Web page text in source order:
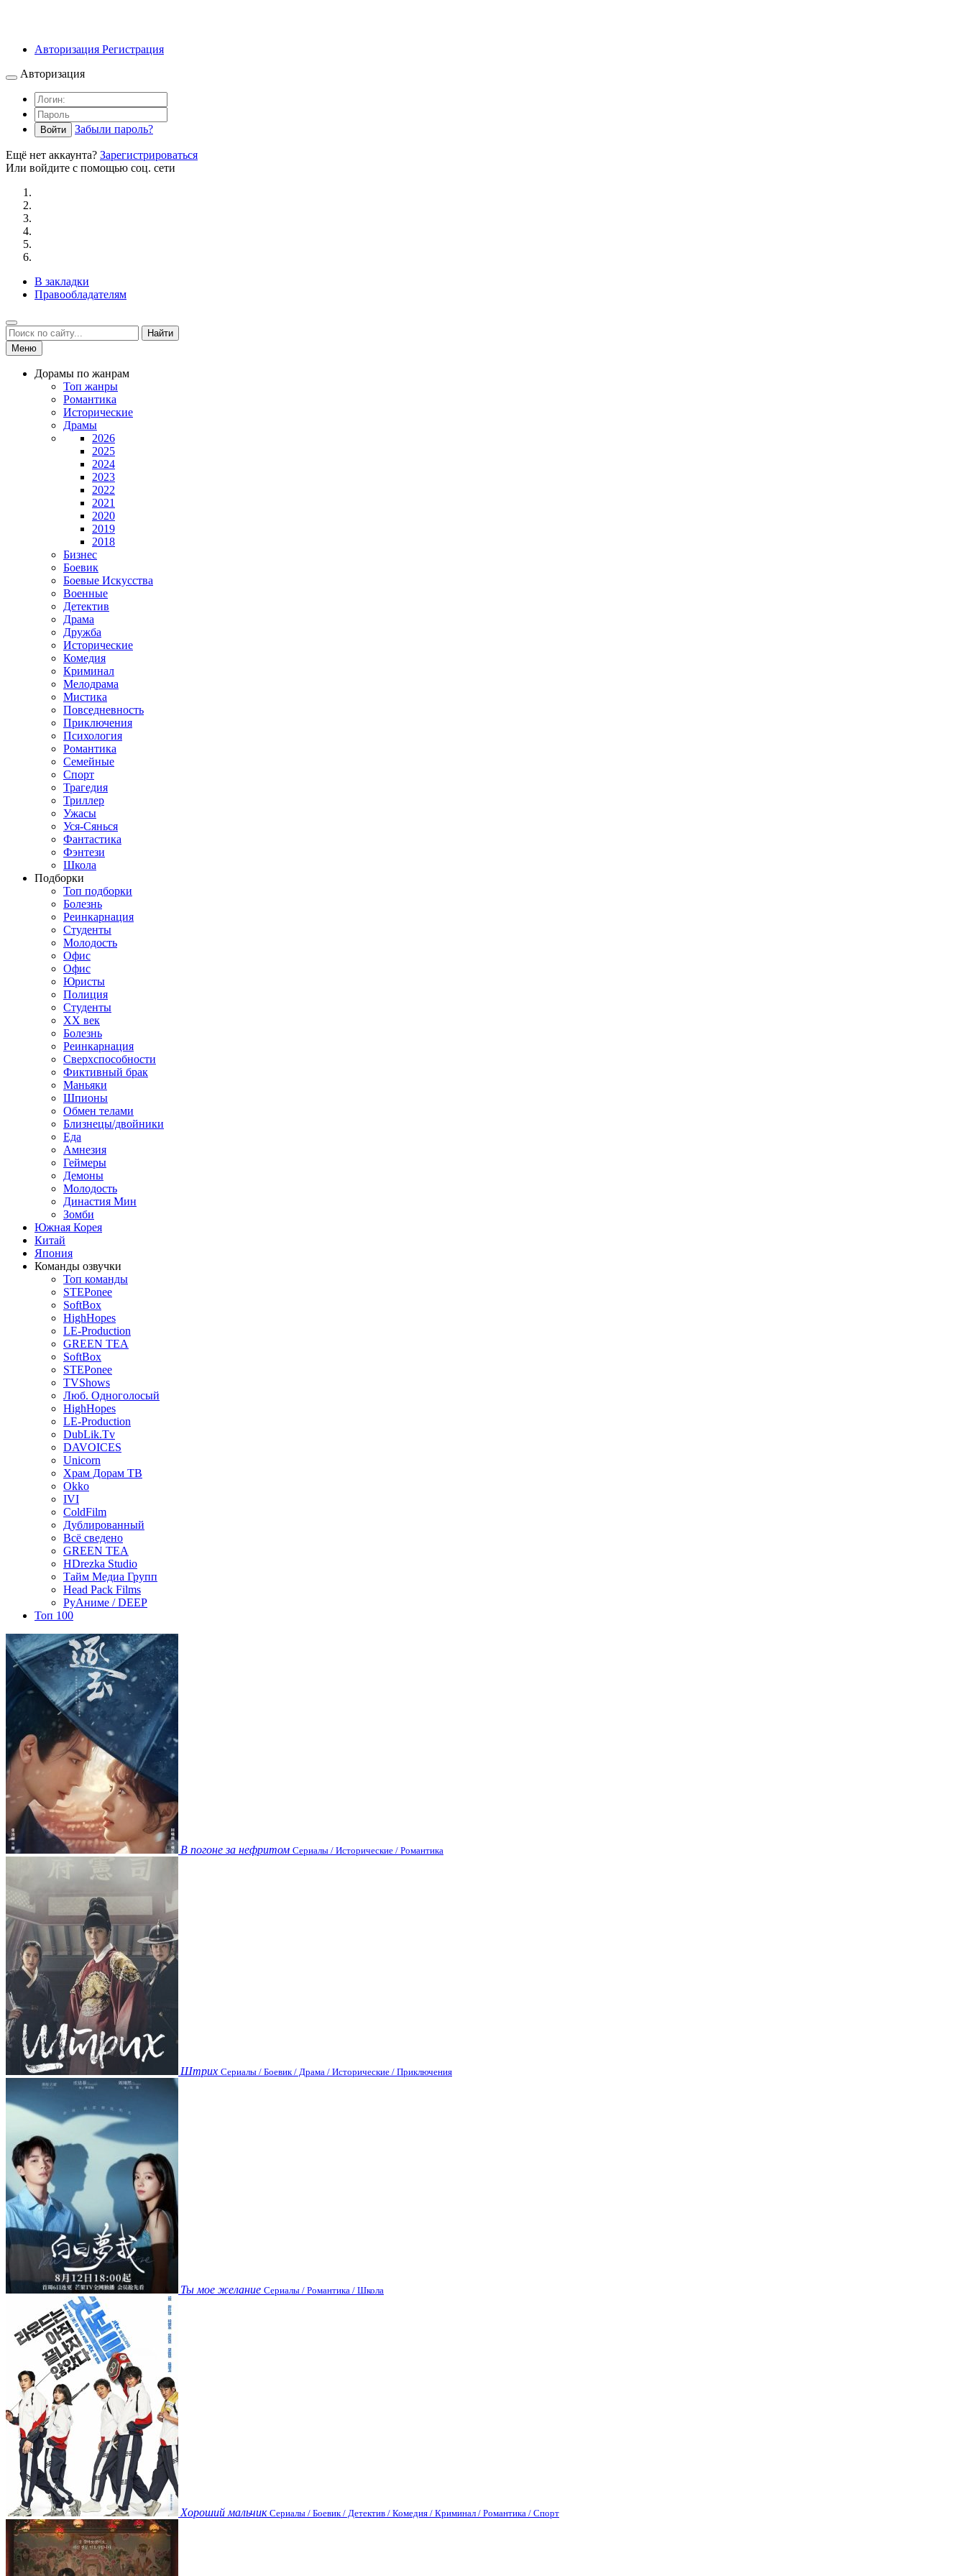
Авторизация Регистрация
Авторизация
Войти Забыли пароль?
Ещё нет аккаунта? Зарегистрироваться
Или войдите с помощью соц. сети
В закладки
Правообладателям
Найти
Меню
Дорамы по жанрам
Топ жанры
Романтика
Исторические
Драмы
2026
2025
2024
2023
2022
2021
2020
2019
2018
Бизнес
Боевик
Боевые Искусства
Военные
Детектив
Драма
Дружба
Исторические
Комедия
Криминал
Мелодрама
Мистика
Повседневность
Приключения
Психология
Романтика
Семейные
Спорт
Трагедия
Триллер
Ужасы
Уся-Сянься
Фантастика
Фэнтези
Школа
Подборки
Топ подборки
Болезнь
Реинкарнация
Студенты
Молодость
Офис
Офис
Юристы
Полиция
Студенты
ХХ век
Болезнь
Реинкарнация
Сверхспособности
Фиктивный брак
Маньяки
Шпионы
Обмен телами
Близнецы/двойники
Еда
Амнезия
Геймеры
Демоны
Молодость
Династия Мин
Зомби
Южная Корея
Китай
Япония
Команды озвучки
Топ команды
STEPonee
SoftBox
HighHopes
LE-Production
GREEN TEA
SoftBox
STEPonee
TVShows
Люб. Одноголосый
HighHopes
LE-Production
DubLik.Tv
DAVOICES
Unicorn
Храм Дорам ТВ
Okko
IVI
ColdFilm
Дублированный
Всё сведено
GREEN TEA
HDrezka Studio
Тайм Медиа Групп
Head Pack Films
РуАниме / DEEP
Топ 100
В погоне за нефритом Сериалы / Исторические / Романтика
Штрих Сериалы / Боевик / Драма / Исторические / Приключения
Ты мое желание Сериалы / Романтика / Школа
Хороший мальчик Сериалы / Боевик / Детектив / Комедия / Криминал / Романтика / Спорт